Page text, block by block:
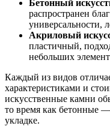
Бетонный
распространен
универсальности,
Акриловый
пластичный,
небольших
Каждый из видов
характеристиками и
искусственные камни
то время как бетонные
укладке.